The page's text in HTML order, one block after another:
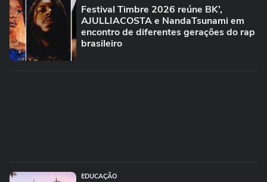
Festival Timbre 2026 reúne BK’,
AJULLIACOSTA e NandaTsunami em
encontro de diferentes gerações do rap
brasileiro
EDUCAÇÃO